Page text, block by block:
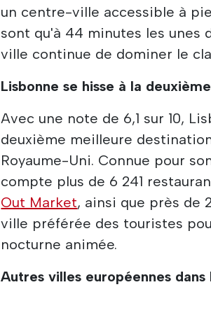
un centre-ville accessible à
sont qu'à 44 minutes les unes
ville continue de dominer le
Lisbonne se hisse à la
Avec une note de 6,1 sur 10,
deuxième meilleure
Royaume-Uni. Connue pour
compte plus de 6 241
Out Market, ainsi que près de
ville préférée des touristes
nocturne animée.
Autres villes européennes